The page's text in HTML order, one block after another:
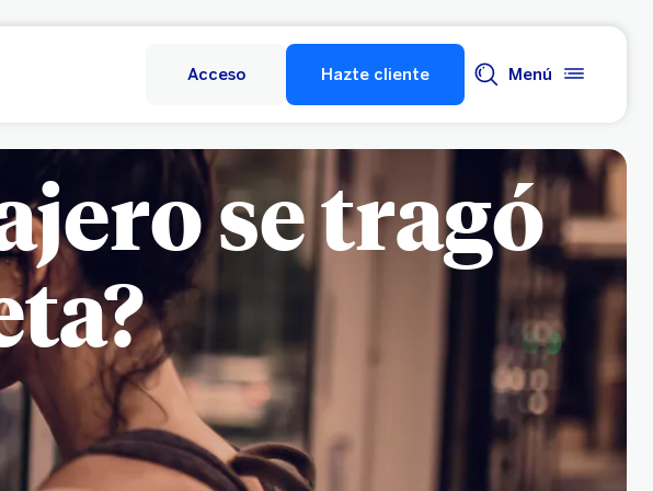
Acceso Hazte cliente Menú
se tragó